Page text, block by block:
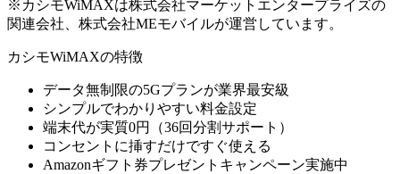
※カシモWiMAXは株式会社マーケットエンタープライズの
関連会社、株式会社MEモバイルが運営しています。
カシモWiMAXの特徴
データ無制限の5Gプランが業界最安級
シンプルでわかりやすい料金設定
端末代が実質0円（36回分割サポート）
コンセントに挿すだけですぐ使える
Amazonギフト券プレゼントキャンペーン実施中